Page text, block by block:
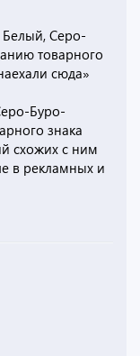
Серо-
товарного
сюда»
Буро-
знака
схожих с ним
в рекламных и